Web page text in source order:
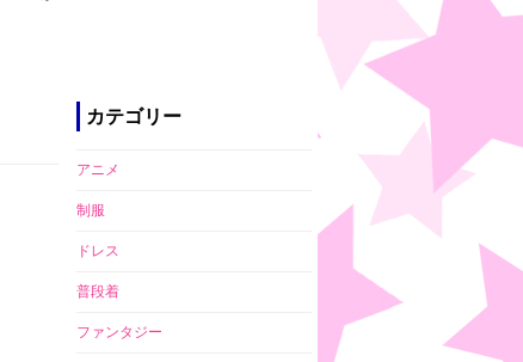
カテゴリー
アニメ
制服
ドレス
普段着
ファンタジー